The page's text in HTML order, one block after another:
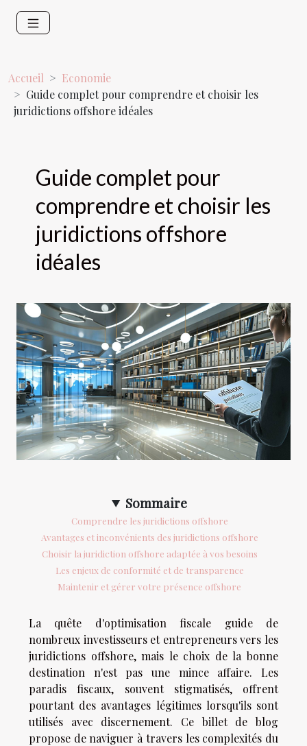
Accueil
Economie
Guide complet pour comprendre et choisir les
juridictions offshore idéales
Guide complet pour
comprendre et choisir les
juridictions offshore
idéales
Sommaire
Comprendre les juridictions offshore
Avantages et inconvénients des juridictions offshore
Choisir la juridiction offshore adaptée à vos besoins
Les enjeux de conformité et de transparence
Maintenir et gérer votre présence offshore
La quête d'optimisation fiscale guide de
nombreux investisseurs et entrepreneurs vers les
juridictions offshore, mais le choix de la bonne
destination n'est pas une mince affaire. Les
paradis fiscaux, souvent stigmatisés, offrent
pourtant des avantages légitimes lorsqu'ils sont
utilisés avec discernement. Ce billet de blog
propose de naviguer à travers les complexités du